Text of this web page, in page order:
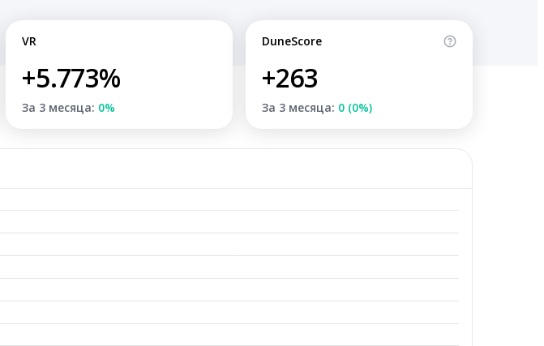
VR
+5.773%
За 3 месяца: 0%
DuneScore
+263
За 3 месяца: 0 (0%)